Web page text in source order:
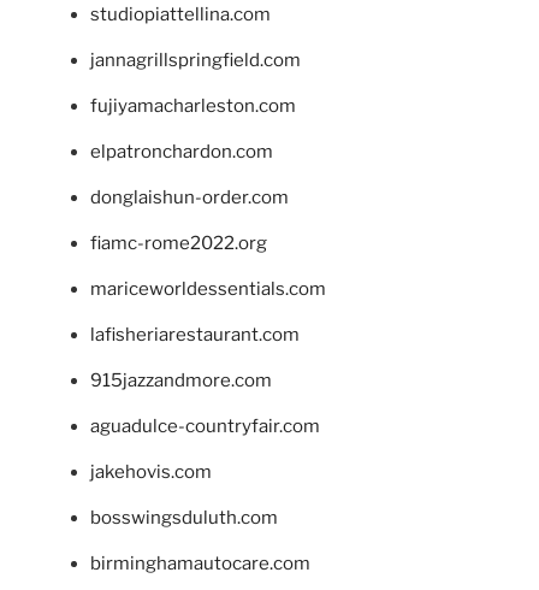
studiopiattellina.com
jannagrillspringfield.com
fujiyamacharleston.com
elpatronchardon.com
donglaishun-order.com
fiamc-rome2022.org
mariceworldessentials.com
lafisheriarestaurant.com
915jazzandmore.com
aguadulce-countryfair.com
jakehovis.com
bosswingsduluth.com
birminghamautocare.com